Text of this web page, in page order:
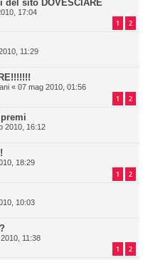
sito DOVESCIARE
17:04
1 2
11:29
« 07 mag 2010, 01:56
1 2
2010, 16:12
18:29
1 2
10:03
11:38
1 2